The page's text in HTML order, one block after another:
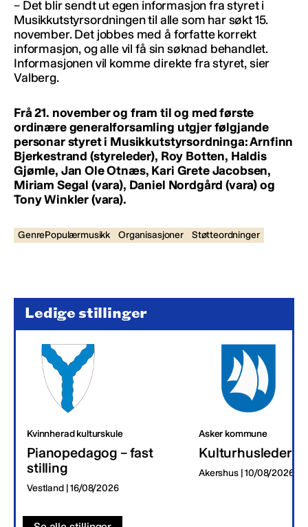
– Det blir sendt ut egen informasjon fra styret i
Musikkutstyrsordningen til alle som har søkt 15.
november. Det jobbes med å forfatte korrekt
informasjon, og alle vil få sin søknad behandlet.
Informasjonen vil komme direkte fra styret, sier
Valberg.
Frå 21. november og fram til og med første
ordinære generalforsamling utgjer følgjande
personar styret i Musikkutstyrsordninga: Arnfinn
Bjerkestrand (styreleder), Roy Botten, Haldis
Gjømle, Jan Ole Otnæs, Kari Grete Jacobsen,
Miriam Segal (vara), Daniel Nordgård (vara) og
Tony Winkler (vara).
GenrePopulærmusikk Organisasjoner Støtteordninger
Ledige stillinger
Kvinnherad kulturskule
Pianopedagog – fast
stilling
Vestland | 16/08/2026
Asker kommune
Kulturhusleder
Akershus | 10/08/2026